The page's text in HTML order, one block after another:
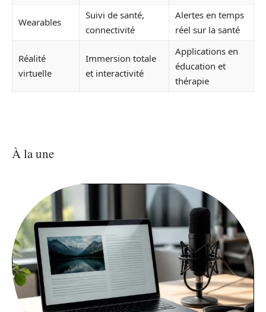
Wearables
Suivi de santé,
connectivité
Alertes en temps
réel sur la santé
Réalité
virtuelle
Immersion totale
et interactivité
Applications en
éducation et
thérapie
À la une